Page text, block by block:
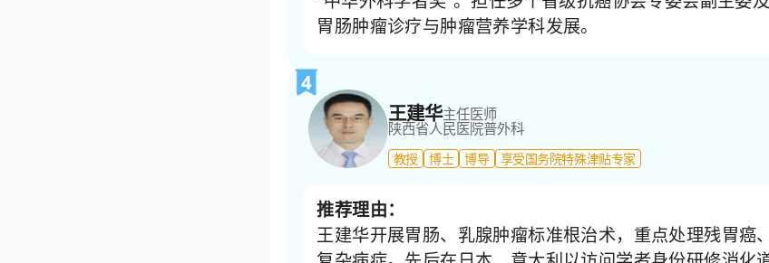
胃肠肿瘤诊疗与肿瘤营养学科发展。
4
王建华主任医师
陕西省人民医院普外科
教授 博士 博导 享受国务院特殊津贴专家
推荐理由：
王建华开展胃肠、乳腺肿瘤标准根治术，重点处理残胃癌